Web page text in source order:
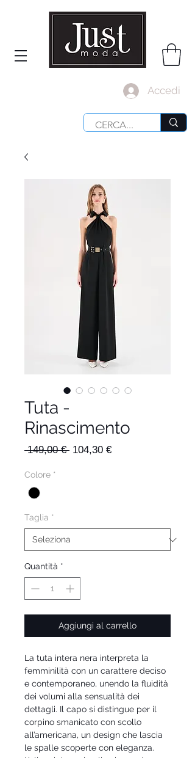
Accedi
Tuta -
Rinascimento
149,00 € Prezzo
104,30 €Prezzo
Colore *
Taglia *
Quantità *
Aggiungi al carrello
La tuta intera nera interpreta la
femminilità con un carattere deciso
e contemporaneo, unendo la fluidità
dei volumi alla sensualità dei
dettagli. Il capo si distingue per il
corpino smanicato con scollo
all’americana, un design che lascia
le spalle scoperte con eleganza.